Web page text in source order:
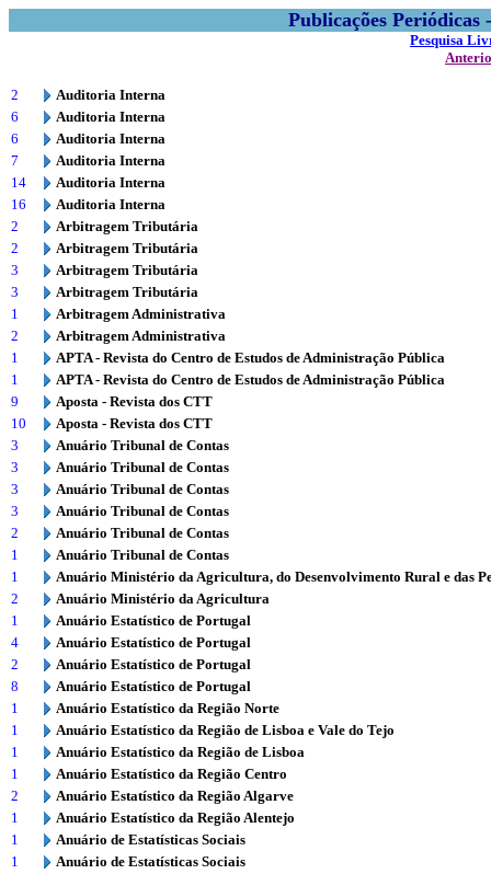
Publicações
Pesquisa
2
Auditoria Interna
6
Auditoria Interna
6
Auditoria Interna
7
Auditoria Interna
14
Auditoria Interna
16
Auditoria Interna
2
Arbitragem Tributária
2
Arbitragem Tributária
3
Arbitragem Tributária
3
Arbitragem Tributária
1
Arbitragem Administrativa
2
Arbitragem Administrativa
1
APTA - Revista do Centro de Estudos de Administração Pública
1
APTA - Revista do Centro de Estudos de Administração Pública
9
Aposta - Revista dos CTT
10
Aposta - Revista dos CTT
3
Anuário Tribunal de Contas
3
Anuário Tribunal de Contas
3
Anuário Tribunal de Contas
3
Anuário Tribunal de Contas
2
Anuário Tribunal de Contas
1
Anuário Tribunal de Contas
1
Anuário Ministério da Agricultura, do Desenvolvimento Rural e das
2
Anuário Ministério da Agricultura
1
Anuário Estatístico de Portugal
4
Anuário Estatístico de Portugal
2
Anuário Estatístico de Portugal
8
Anuário Estatístico de Portugal
1
Anuário Estatístico da Região Norte
1
Anuário Estatístico da Região de Lisboa e Vale do Tejo
1
Anuário Estatístico da Região de Lisboa
1
Anuário Estatístico da Região Centro
2
Anuário Estatístico da Região Algarve
1
Anuário Estatístico da Região Alentejo
1
Anuário de Estatísticas Sociais
1
Anuário de Estatísticas Sociais